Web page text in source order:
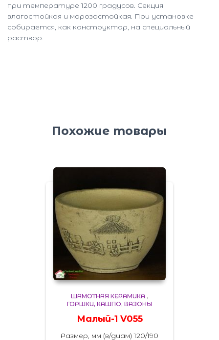
при температуре 1200 градусов. Секция
влагостойкая и морозостойкая. При установке
собирается, как конструктор, на специальный
раствор.
Похожие товары
ШАМОТНАЯ КЕРАМИКА ,
ГОРШКИ, КАШПО, ВАЗОНЫ
Малый-1 V055
Размер, мм (в/диам) 120/190